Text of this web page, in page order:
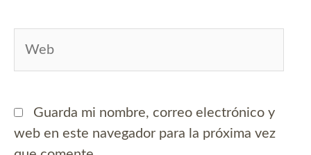
Guarda mi nombre, correo electrónico y
web en este navegador para la próxima vez